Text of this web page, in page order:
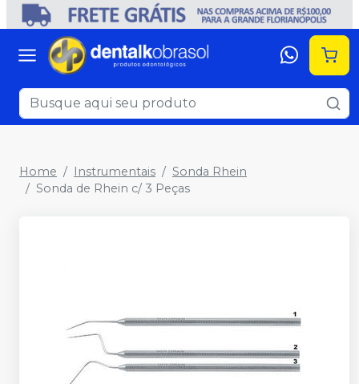
Home Instrumentais
Sonda Rhein
Sonda de Rhein c/ 3 Peças